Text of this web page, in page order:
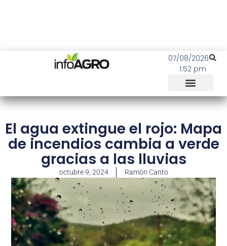
07/08/2026
1:52 pm
El agua extingue el rojo: Mapa
de incendios cambia a verde
gracias a las lluvias
octubre 9, 2024 Ramón Canto